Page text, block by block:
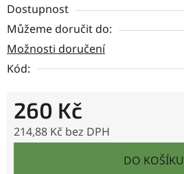
Dostupnost
Můžeme doručit do:
Možnosti doručení
Kód:
260 Kč
214,88 Kč bez DPH
DO KOŠÍKU